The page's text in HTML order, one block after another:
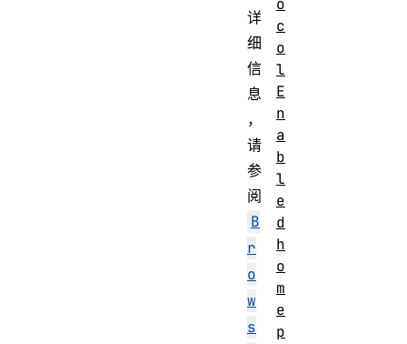
详
细
信
息
，
请
参
阅
B
r
o
w
s
c
o
l
E
n
a
b
l
e
d
h
o
m
e
p